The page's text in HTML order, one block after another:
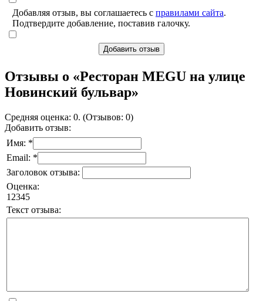
Добавляя отзыв, вы соглашаетесь с правилами сайта.
Подтвердите добавление, поставив галочку.
Добавить отзыв
Отзывы о «Ресторан MEGU на улице
Новинский бульвар»
Средняя оценка: 0. (Отзывов: 0)
Добавить отзыв:
Имя: *
Email: *
Заголовок отзыва:
Оценка:
1 2345
Текст отзыва: